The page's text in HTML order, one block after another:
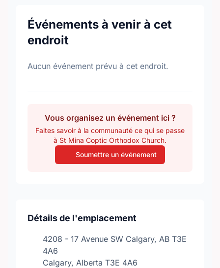
Événements à venir à cet
endroit
Aucun événement prévu à cet endroit.
Vous organisez un événement ici ?
Faites savoir à la communauté ce qui se passe
à St Mina Coptic Orthodox Church.
Soumettre un événement
Détails de l'emplacement
4208 - 17 Avenue SW Calgary, AB T3E
4A6
Calgary, Alberta T3E 4A6